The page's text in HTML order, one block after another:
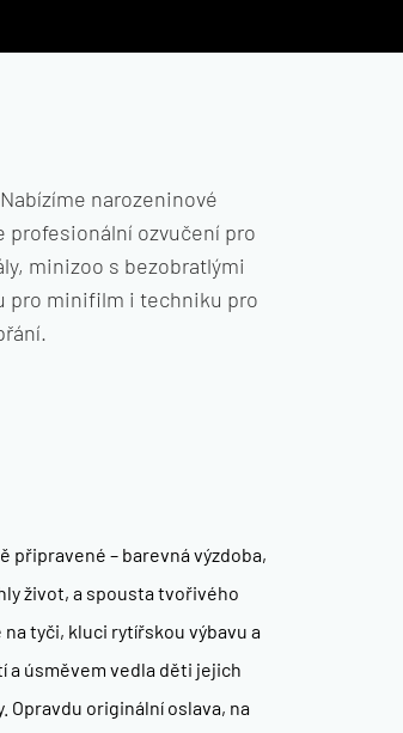
narozeninové
profesionální ozvučení pro
minizoo s bezobratlými
pro minifilm i techniku pro
připravené – barevná výzdoba,
život, a spousta tvořivého
tyči, kluci rytířskou výbavu a
a úsměvem vedla děti jejich
Opravdu originální oslava, na